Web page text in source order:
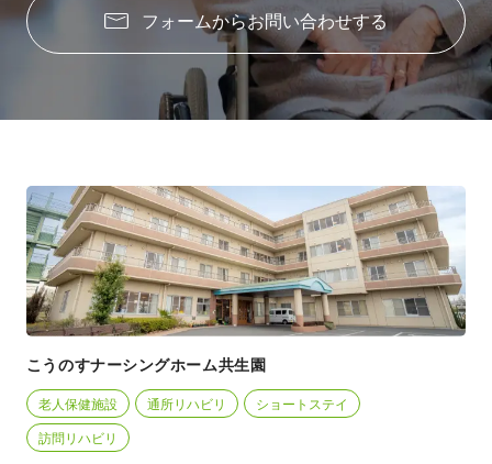
フォームからお問い合わせする
こうのすナーシングホーム共生園
老人保健施設 通所リハビリ
ショートステイ
訪問リハビリ